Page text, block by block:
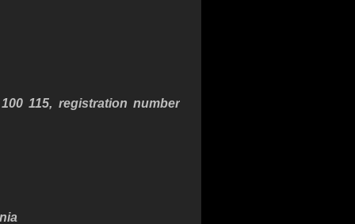
115, registration number